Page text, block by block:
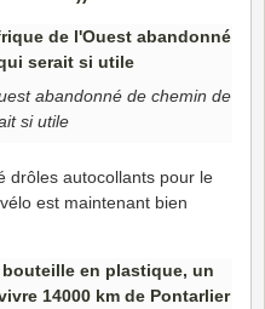
abandonné de chemin de
si utile
drôles autocollants pour le
est maintenant bien